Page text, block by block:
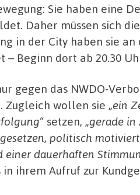
Sie haben eine
Daher müssen sich
in der City haben sie
– Beginn dort ab 20.30
gegen das NWDO-
wollen sie „ein
“ setzen, „gerade in
politisch
einer dauerhaften
in ihrem Aufruf zur